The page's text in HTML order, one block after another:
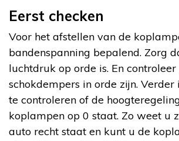
Eerst checken
Voor het afstellen van de
bandenspanning bepalend. Zorg
luchtdruk op orde is. En
schokdempers in orde zijn. Verder
te controleren of de
koplampen op 0 staat. Zo weet u
auto recht staat en kunt u de